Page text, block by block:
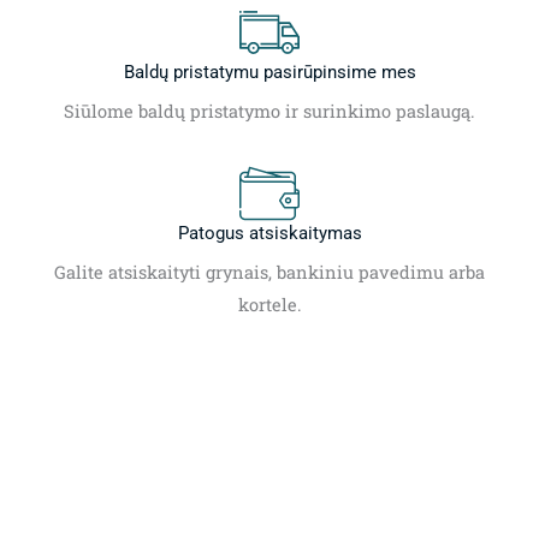
Baldų pristatymu pasirūpinsime mes
Siūlome baldų pristatymo ir surinkimo paslaugą.
Patogus atsiskaitymas
Galite atsiskaityti grynais, bankiniu pavedimu arba
kortele.